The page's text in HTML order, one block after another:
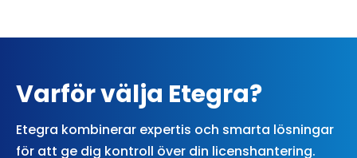
Varför välja Etegra?
Etegra kombinerar expertis och smarta lösningar
för att ge dig kontroll över din licenshantering.